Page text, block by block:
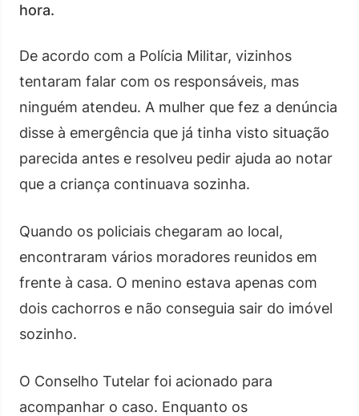
hora.
De acordo com a Polícia Militar, vizinhos
tentaram falar com os responsáveis, mas
ninguém atendeu. A mulher que fez a denúncia
disse à emergência que já tinha visto situação
parecida antes e resolveu pedir ajuda ao notar
que a criança continuava sozinha.
Quando os policiais chegaram ao local,
encontraram vários moradores reunidos em
frente à casa. O menino estava apenas com
dois cachorros e não conseguia sair do imóvel
sozinho.
O Conselho Tutelar foi acionado para
acompanhar o caso. Enquanto os